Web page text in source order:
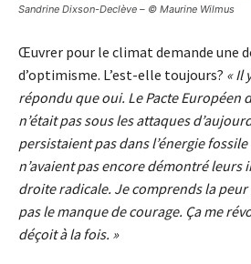
Sandrine Dixson-Declève – © Maurine Wilmus
Œuvrer pour le climat demande une
d’optimisme. L’est-elle toujours? « Il
répondu que oui. Le Pacte Européen
n’était pas sous les attaques
persistaient pas dans l’énergie
n’avaient pas encore démontré leurs
droite radicale. Je comprends la
pas le manque de courage. Ça me
déçoit à la fois. »